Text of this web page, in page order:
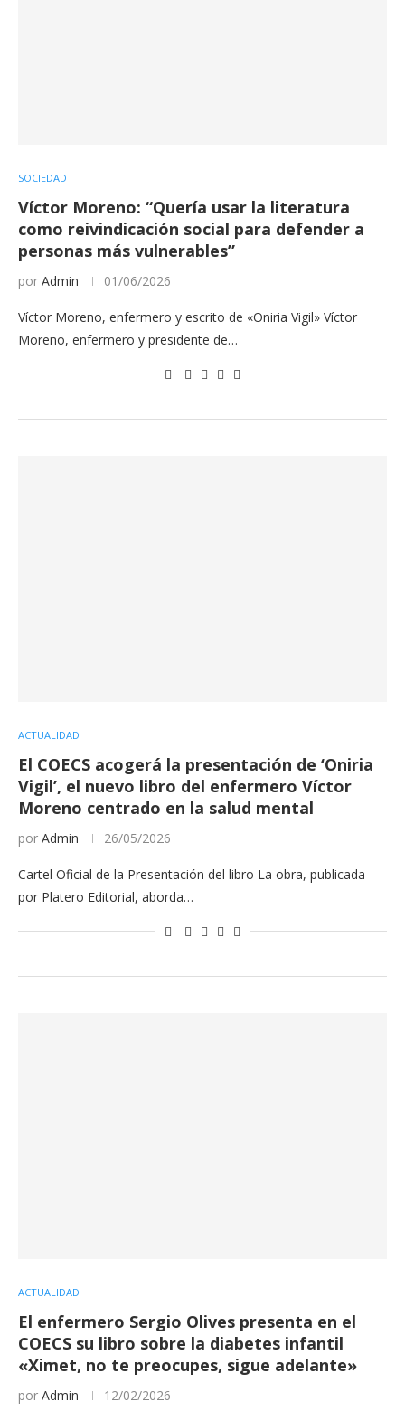
SOCIEDAD
Víctor Moreno: “Quería usar la literatura
como reivindicación social para defender a
personas más vulnerables”
por Admin 01/06/2026
Víctor Moreno, enfermero y escrito de «Oniria Vigil» Víctor
Moreno, enfermero y presidente de…
ACTUALIDAD
El COECS acogerá la presentación de ‘Oniria
Vigil’, el nuevo libro del enfermero Víctor
Moreno centrado en la salud mental
por Admin 26/05/2026
Cartel Oficial de la Presentación del libro La obra, publicada
por Platero Editorial, aborda…
ACTUALIDAD
El enfermero Sergio Olives presenta en el
COECS su libro sobre la diabetes infantil
«Ximet, no te preocupes, sigue adelante»
por Admin 12/02/2026